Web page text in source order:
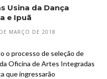
Usina da Dança
e Ipuã
MARÇO DE 2018
o processo de seleção de
Oficina de Artes Integradas
que ingressarão